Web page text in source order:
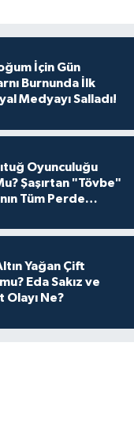
İçin Gün
Burnunda İlk
Medyayı Salladı!
Oyunculuğu
Şaşırtan "Tövbe"
Tüm Perde
Yağan Çift
Eda Sakız ve
Olayı Ne?